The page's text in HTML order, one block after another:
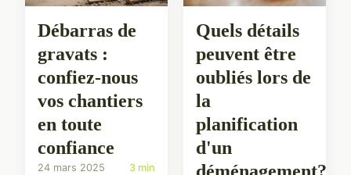
Débarras de
gravats :
confiez-nous
vos chantiers
en toute
confiance
24 mars 2025 3 min
Quels détails
peuvent être
oubliés lors de
la
planification
d'un
déménagement?